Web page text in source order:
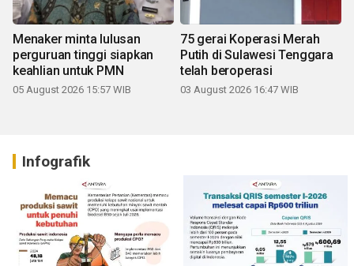
Menaker minta lulusan
perguruan tinggi siapkan
keahlian untuk PMN
05 August 2026 15:57 WIB
75 gerai Koperasi Merah
Putih di Sulawesi Tenggara
telah beroperasi
03 August 2026 16:47 WIB
Infografik